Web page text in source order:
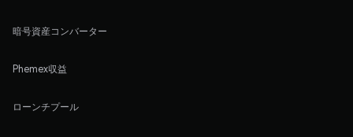
暗号資産コンバーター
Phemex収益
ローンチプール